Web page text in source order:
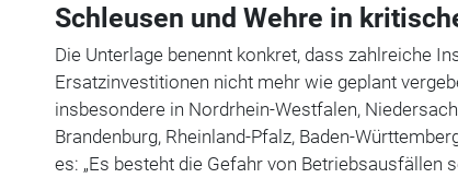
Schleusen und Wehre in
Die Unterlage benennt konkret, dass zahlreiche
Ersatzinvestitionen nicht mehr wie geplant
insbesondere in Nordrhein-Westfalen,
Brandenburg, Rheinland-Pfalz, Baden-
es: „Es besteht die Gefahr von Betriebsausfällen